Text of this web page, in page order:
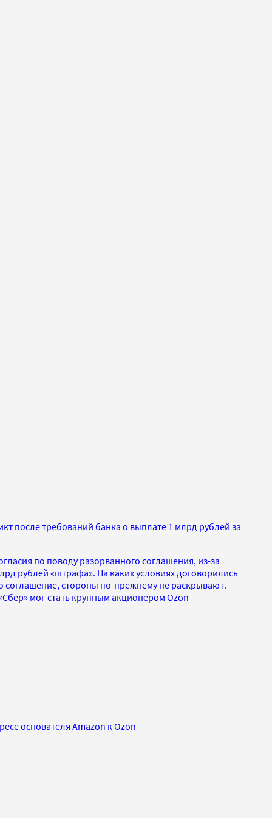
после требований банка о выплате 1 млрд рублей за
по поводу разорванного соглашения, из-за
рублей «штрафа». На каких условиях договорились
стороны по-прежнему не раскрывают.
мог стать крупным акционером Ozon
основателя Amazon к Ozon